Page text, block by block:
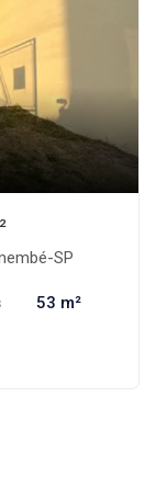
SP
53 m²